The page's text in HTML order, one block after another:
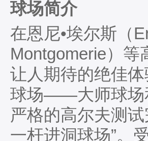
球场简介
在恩尼•埃尔斯（
Montgomerie）
让人期待的绝佳
球场——大师球场
严格的高尔夫测
一杆进洞球场”。